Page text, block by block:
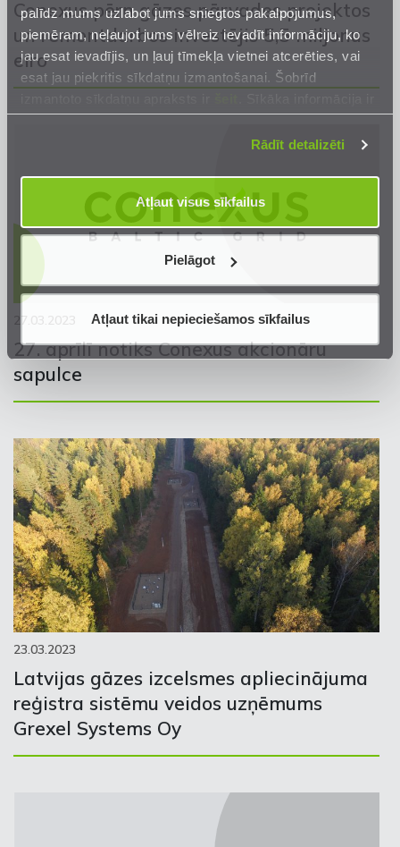
palīdz mums uzlabot jums sniegtos pakalpojumus,
piemēram, neļaujot jums vēlreiz ievadīt informāciju, ko
jau esat ievadījis, un ļauj tīmekļa vietnei atcerēties, vai
esat jau piekritis sīkdatņu izmantošanai. Šobrīd
mūsuPrivātuma atrunā.
Rādīt detalizēti
Atļaut visus sīkfailus
Pielāgot
Atļaut tikai nepieciešamos sīkfailus
Conexus pērn gāzes pārvades projektos
un remontdarbos investējis 5,5 miljonus
eiro
27.03.2023
27. aprīlī notiks Conexus akcionāru
sapulce
23.03.2023
Latvijas gāzes izcelsmes apliecinājuma
reģistra sistēmu veidos uzņēmums
Grexel Systems Oy